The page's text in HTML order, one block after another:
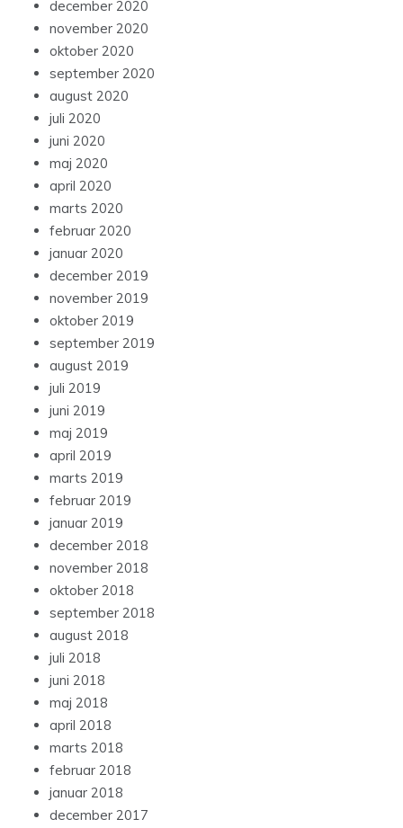
december 2020
november 2020
oktober 2020
september 2020
august 2020
juli 2020
juni 2020
maj 2020
april 2020
marts 2020
februar 2020
januar 2020
december 2019
november 2019
oktober 2019
september 2019
august 2019
juli 2019
juni 2019
maj 2019
april 2019
marts 2019
februar 2019
januar 2019
december 2018
november 2018
oktober 2018
september 2018
august 2018
juli 2018
juni 2018
maj 2018
april 2018
marts 2018
februar 2018
januar 2018
december 2017